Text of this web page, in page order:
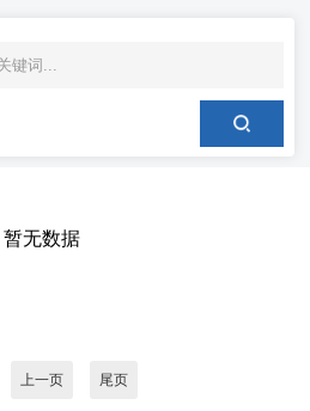
暂无数据
上一页 尾页